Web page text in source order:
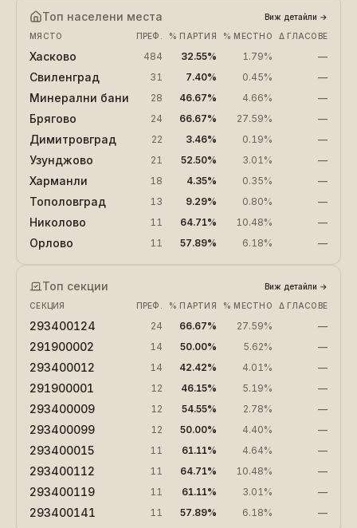
Топ населени места Виж детайли →
МЯСТО
ПРЕФ. % ПАРТИЯ % МЕСТНО Δ ГЛАСОВЕ
Хасково 484 32.55% 1.79% —
Свиленград 31 7.40% 0.45% —
Минерални бани 28 46.67% 4.66% —
Брягово 24 66.67% 27.59% —
Димитровград 22 3.46% 0.19% —
Узунджово 21 52.50% 3.01% —
Харманли 18 4.35% 0.35% —
Тополовград 13 9.29% 0.80% —
Николово 11 64.71% 10.48% —
Орлово 11 57.89% 6.18% —
Топ секции Виж детайли →
СЕКЦИЯ
ПРЕФ. % ПАРТИЯ % МЕСТНО Δ ГЛАСОВЕ
293400124 24 66.67% 27.59% —
291900002 14 50.00% 5.62% —
293400012 14 42.42% 4.01% —
291900001 12 46.15% 5.19% —
293400009 12 54.55% 2.78% —
293400099 12 50.00% 4.40% —
293400015 11 61.11% 4.64% —
293400112 11 64.71% 10.48% —
293400119 11 61.11% 3.01% —
293400141 11 57.89% 6.18% —